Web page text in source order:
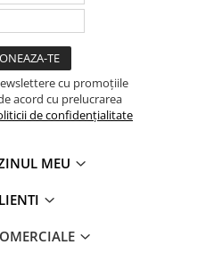
cu promoțiile
acord cu prelucrarea
de confidențialitate
MEU